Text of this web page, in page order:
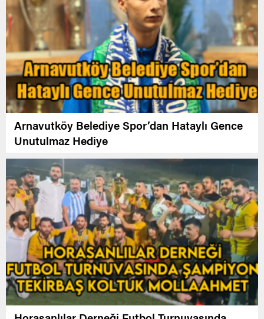
Arnavutköy Belediye Spor’dan Hataylı Gence
Unutulmaz Hediye